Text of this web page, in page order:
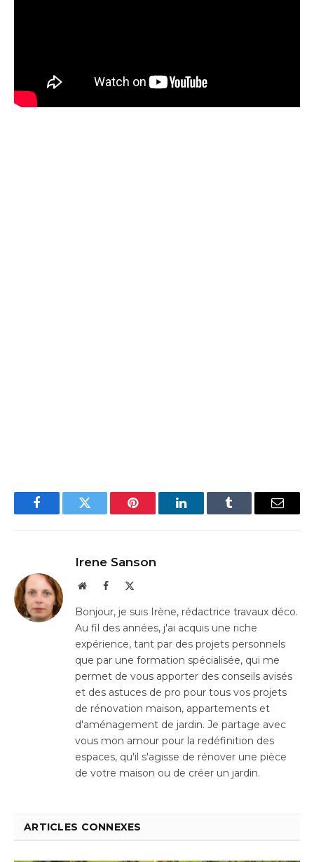
FacebookTwitter Pinterest LinkedInTumblr Email
Irene Sanson
WebsiteFacebook
Bonjour, je suis Irène, rédactrice travaux déco.
Au fil des années, j'ai acquis une riche
expérience, tant par des projets personnels
que par une formation spécialisée, qui me
permet de vous apporter des conseils avisés
et des astuces de pro pour tous vos projets
de rénovation maison, appartements et
d'aménagement de jardin. Je partage avec
vous mon amour pour la redéfinition des
espaces, qu'il s'agisse de rénover une pièce
de votre maison ou de créer un jardin.
ARTICLES CONNEXES